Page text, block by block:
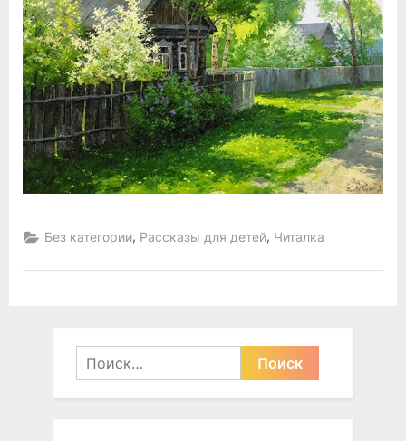
Без категории, Рассказы для детей, Читалка
Найти: